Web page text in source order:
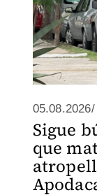
05.08.2026/
Sigue
que